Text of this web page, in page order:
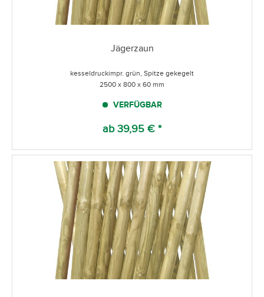
Jägerzaun
kesseldruckimpr. grün, Spitze gekegelt
2500 x 800 x 60 mm
VERFÜGBAR
ab 39,95 € *